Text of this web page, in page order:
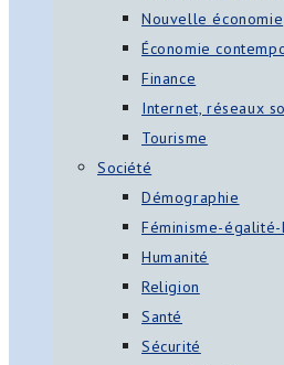
Nouvelle économie
Économie
Finance
Internet, réseaux
Tourisme
Société
Démographie
Féminisme-égalité-
Humanité
Religion
Santé
Sécurité